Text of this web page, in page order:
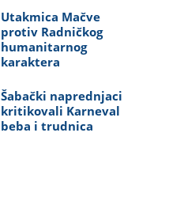
Utakmica Mačve
protiv Radničkog
humanitarnog
karaktera
Šabački naprednjaci
kritikovali Karneval
beba i trudnica